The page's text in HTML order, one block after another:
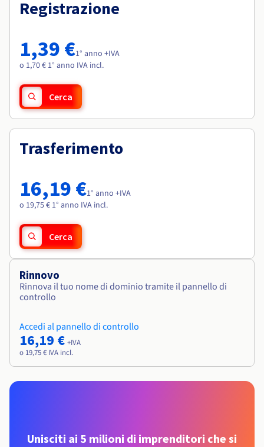
Tariffe
Roadmap & Changelog
Osservabilità
Roadmap & Changelog
Roadmap & Changelog
Roadmap & Changelog
Roadmap & Changelog
Registrazione
1,39 €1° anno +IVA
o 1,70 € 1° anno IVA incl.
Cerca
Trasferimento
16,19 €1° anno +IVA
o 19,75 € 1° anno IVA incl.
Cerca
Rinnovo
Rinnova il tuo nome di dominio tramite il pannello di
controllo
Accedi al pannello di controllo
16,19 € +IVA
o 19,75 € IVA incl.
Unisciti ai 5 milioni di imprenditori che si